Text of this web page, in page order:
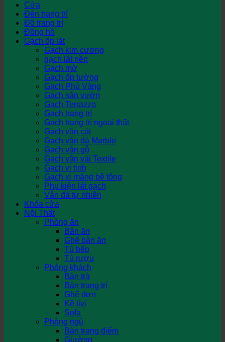
Cửa
Đèn trang trí
Đồ trang trí
Đồng hồ
Gạch ốp lát
Gạch kim cương
gạch lát nền
Gạch mờ
Gạch ốp tường
Gạch Phủ Vàng
Gạch sân vườn
Gạch Terrazzo
Gạch trang trí
Gạch trang trí ngoại thất
Gạch vân cát
Gạch vân đá Marble
Gạch vân gỗ
Gạch vân vải Textile
Gạch vi tinh
Gạch xi măng bê tông
Phụ kiện lát gạch
Vân đá tự nhiên
Khóa cửa
Nội Thất
Phòng ăn
Bàn ăn
Ghế bàn ăn
Tủ bếp
Tủ rượu
Phòng khách
Bàn trà
Bàn trang trí
Ghế đơn
Kệ tivi
Sofa
Phòng ngủ
Bàn trang điểm
Giường